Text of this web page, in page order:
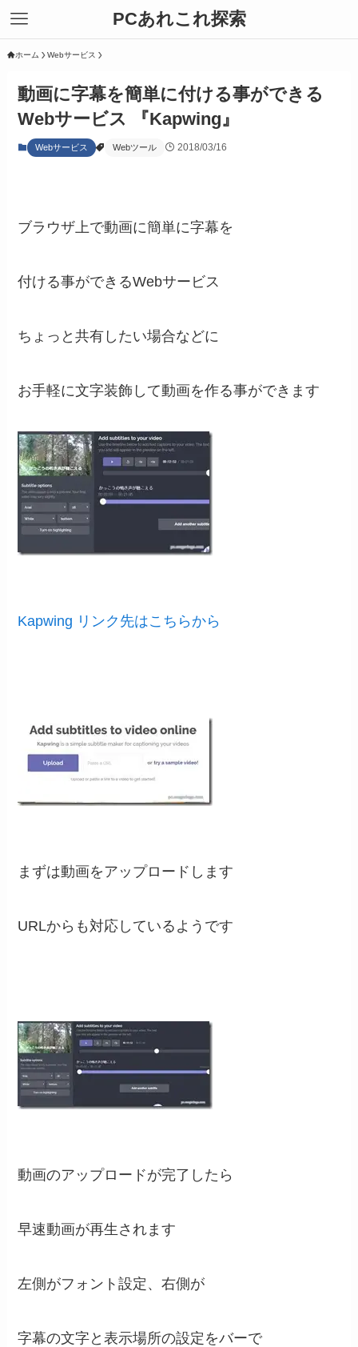
PCあれこれ探索
ホーム Webサービス
動画に字幕を簡単に付ける事ができる
Webサービス 『Kapwing』
Webサービス Webツール 2018/03/16
ブラウザ上で動画に簡単に字幕を
付ける事ができるWebサービス
ちょっと共有したい場合などに
お手軽に文字装飾して動画を作る事ができます
Kapwing リンク先はこちらから
まずは動画をアップロードします
URLからも対応しているようです
動画のアップロードが完了したら
早速動画が再生されます
左側がフォント設定、右側が
字幕の文字と表示場所の設定をバーで